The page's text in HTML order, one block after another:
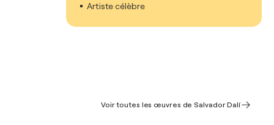
Artiste célèbre
Voir toutes les œuvres de Salvador Dalí